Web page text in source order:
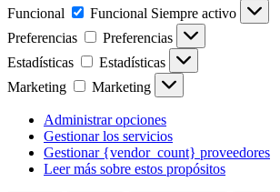
Funcional
Funcional Siempre activo
Preferencias
Preferencias
Estadísticas
Estadísticas
Marketing
Marketing
Administrar opciones
Gestionar los servicios
Gestionar {vendor_count} proveedores
Leer más sobre estos propósitos